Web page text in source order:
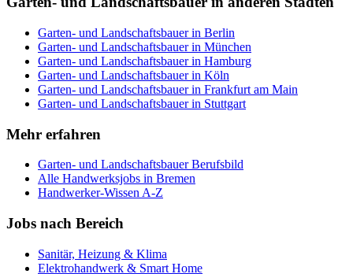
Garten- und Landschaftsbauerin Berlin
Garten- und Landschaftsbauerin München
Garten- und Landschaftsbauerin Hamburg
Garten- und Landschaftsbauerin Köln
Garten- und Landschaftsbauerin Frankfurt am Main
Garten- und Landschaftsbauerin Stuttgart
Mehr erfahren
Garten- und LandschaftsbauerBerufsbild
Alle Handwerksjobs in Bremen
Handwerker-Wissen A-Z
Jobs nach Bereich
Sanitär, Heizung & Klima
Elektrohandwerk & Smart Home